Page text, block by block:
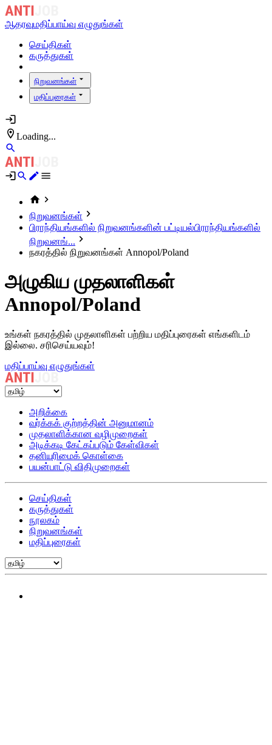
ஆதரவுமதிப்பாய்வு எழுதுங்கள்
செய்திகள்
கருத்துகள்
நிறுவனங்கள்
மதிப்புரைகள்
Loading...
நிறுவனங்கள்
பிராந்தியங்களில் நிறுவனங்களின் பட்டியல்பிராந்தியங்களில்
நிறுவனங்...
நகரத்தில் நிறுவனங்கள் Annopol/Poland
அழுகிய முதலாளிகள்
Annopol/Poland
உங்கள் நகரத்தில் முதலாளிகள் பற்றிய மதிப்புரைகள் எங்களிடம்
இல்லை. சரிசெய்யவும்!
மதிப்பாய்வு எழுதுங்கள்
அறிக்கை
வர்க்கக் குற்றத்தின் அனுமானம்
முதலாளிக்கான வழிமுறைகள்
அடிக்கடி கேட்கப்படும் கேள்விகள்
தனியுரிமைக் கொள்கை
பயன்பாட்டு விதிமுறைகள்
செய்திகள்
கருத்துகள்
நூலகம்
நிறுவனங்கள்
மதிப்புரைகள்